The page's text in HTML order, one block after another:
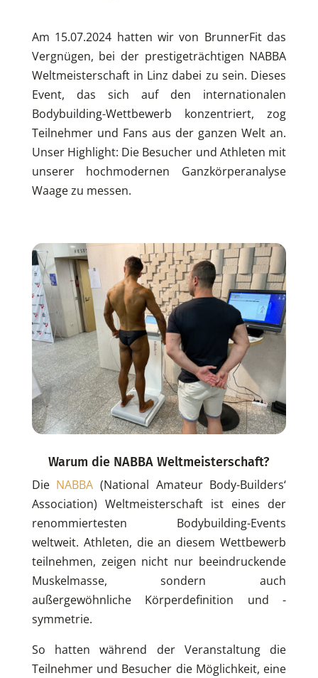
Am 15.07.2024 hatten wir von BrunnerFit das
Vergnügen, bei der prestigeträchtigen NABBA
Weltmeisterschaft in Linz dabei zu sein. Dieses
Event, das sich auf den internationalen
Bodybuilding-Wettbewerb konzentriert, zog
Teilnehmer und Fans aus der ganzen Welt an.
Unser Highlight: Die Besucher und Athleten mit
unserer hochmodernen Ganzkörperanalyse
Waage zu messen.
Warum die NABBA Weltmeisterschaft?
Die NABBA (National Amateur Body-Builders‘
Association) Weltmeisterschaft ist eines der
renommiertesten Bodybuilding-Events
weltweit. Athleten, die an diesem Wettbewerb
teilnehmen, zeigen nicht nur beeindruckende
Muskelmasse, sondern auch
außergewöhnliche Körperdefinition und -
symmetrie.
So hatten während der Veranstaltung die
Teilnehmer und Besucher die Möglichkeit, eine